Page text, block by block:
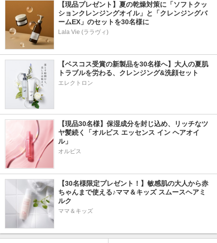
【現品プレゼント】夏の乾燥対策に「ソフトクッ
ションクレンジングオイル」と「クレンジングバ
ームEX」のセットを30名様に
Lala Vie (ララヴィ)
【ベスコス受賞の新製品を30名様へ】大人の夏肌
トラブルを労わる、クレンジング&洗顔セット
エレクトロン
【現品30名様】保湿成分を封じ込め、リッチなツ
ヤ髪続く「オルビス エッセンス イン ヘアオイ
ル」
オルビス
【30名様限定プレゼント！】敏感肌の大人から赤
ちゃんまで使える♪ママ＆キッズ スムースヘアミ
ルク
ママ＆キッズ